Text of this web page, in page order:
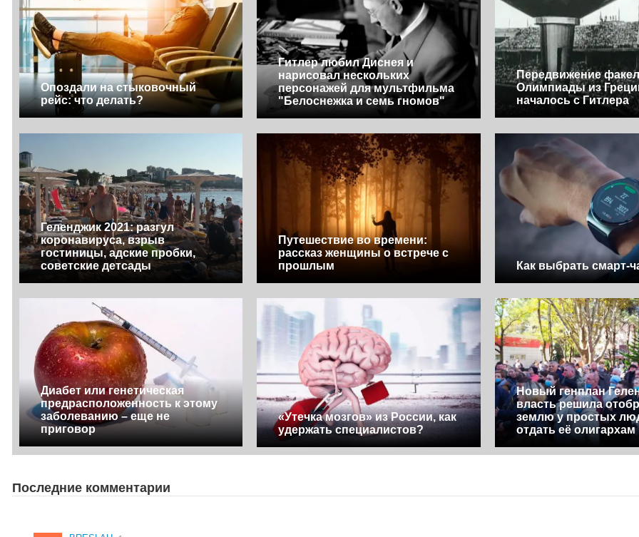
Опоздали на стыковочный
рейс: что делать?
Гитлер любил Диснея и
нарисовал нескольких
персонажей для мультфильма
"Белоснежка и семь гномов"
Передвижение
Олимпиады из
началось с Гитлера
Геленджик 2021: разгул
коронавируса, взрыв
гостиницы, адские пробки,
советские детсады
Путешествие во времени:
рассказ женщины о встрече с
прошлым
Как выбрать смарт-
Диабет или генетическая
предрасположенность к этому
заболеванию – еще не
приговор
«Утечка мозгов» из России, как
удержать специалистов?
Новый генплан
власть решила
землю у простых
отдать её олигархам
Последние комментарии